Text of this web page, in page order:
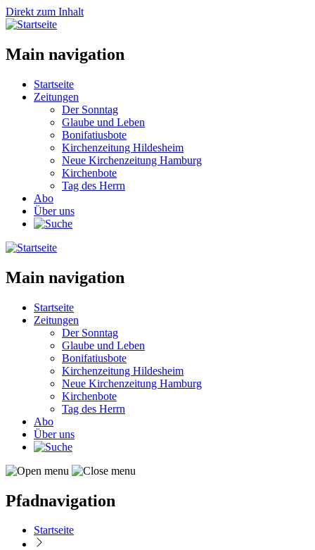
Direkt zum Inhalt
Main navigation
Startseite
Zeitungen
Der Sonntag
Glaube und Leben
Bonifatiusbote
Kirchenzeitung Hildesheim
Neue Kirchenzeitung Hamburg
Kirchenbote
Tag des Herrn
Abo
Über uns
Main navigation
Startseite
Zeitungen
Der Sonntag
Glaube und Leben
Bonifatiusbote
Kirchenzeitung Hildesheim
Neue Kirchenzeitung Hamburg
Kirchenbote
Tag des Herrn
Abo
Über uns
Pfadnavigation
Startseite